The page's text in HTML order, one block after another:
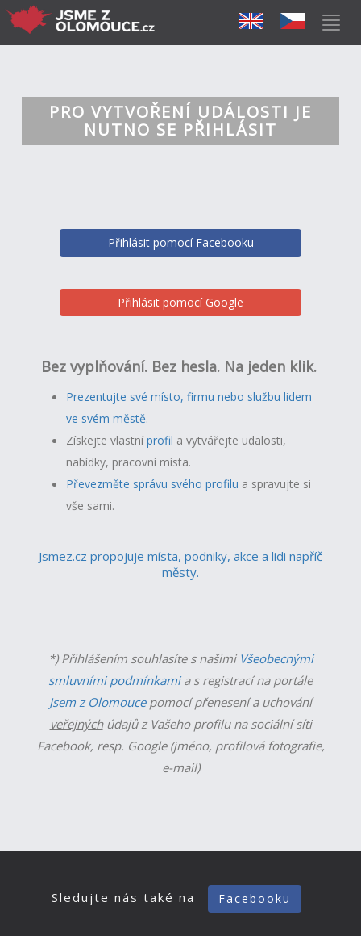
PRO VYTVOŘENÍ UDÁLOSTI JE
NUTNO SE PŘIHLÁSIT
Přihlásit pomocí Facebooku
Přihlásit pomocí Google
Bez vyplňování. Bez hesla. Na jeden klik.
Prezentujte své místo, firmu nebo službu lidem
ve svém městě.
Získejte vlastníprofil a vytvářejte udalosti,
nabídky, pracovní místa.
Převezměte správu svého profilu a spravujte si
vše sami.
Jsmez.cz propojuje místa, podniky, akce a lidi napříč
městy.
*) Přihlášením souhlasíte s našimi Všeobecnými
smluvními podmínkamia s registrací na portále
Jsem z Olomoucepomocí přenesení a uchování
veřejnýchúdajů z Vašeho profilu na sociální síti
Facebook, resp. Google (jméno, profilová fotografie,
e-mail)
Sledujte nás také na Facebooku